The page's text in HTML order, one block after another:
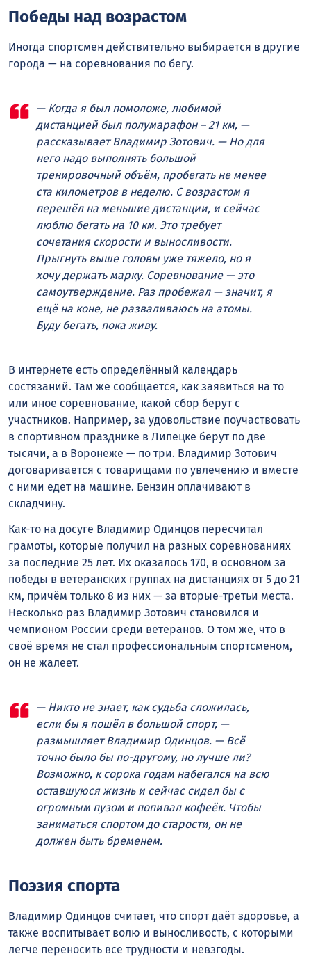
Победы над возрастом
Иногда спортсмен действительно выбирается в другие
города — на соревнования по бегу.
— Когда я был помоложе, любимой
дистанцией был полумарафон – 21 км, —
рассказывает Владимир Зотович. — Но для
него надо выполнять большой
тренировочный объём, пробегать не менее
ста километров в неделю. С возрастом я
перешёл на меньшие дистанции, и сейчас
люблю бегать на 10 км. Это требует
сочетания скорости и выносливости.
Прыгнуть выше головы уже тяжело, но я
хочу держать марку. Соревнование — это
самоутверждение. Раз пробежал — значит, я
ещё на коне, не разваливаюсь на атомы.
Буду бегать, пока живу.
В интернете есть определённый календарь
состязаний. Там же сообщается, как заявиться на то
или иное соревнование, какой сбор берут с
участников. Например, за удовольствие поучаствовать
в спортивном празднике в Липецке берут по две
тысячи, а в Воронеже — по три. Владимир Зотович
договаривается с товарищами по увлечению и вместе
с ними едет на машине. Бензин оплачивают в
складчину.
Как-то на досуге Владимир Одинцов пересчитал
грамоты, которые получил на разных соревнованиях
за последние 25 лет. Их оказалось 170, в основном за
победы в ветеранских группах на дистанциях от 5 до 21
км, причём только 8 из них — за вторые-третьи места.
Несколько раз Владимир Зотович становился и
чемпионом России среди ветеранов. О том же, что в
своё время не стал профессиональным спортсменом,
он не жалеет.
— Никто не знает, как судьба сложилась,
если бы я пошёл в большой спорт, —
размышляет Владимир Одинцов. — Всё
точно было бы по-другому, но лучше ли?
Возможно, к сорока годам набегался на всю
оставшуюся жизнь и сейчас сидел бы с
огромным пузом и попивал кофеёк. Чтобы
заниматься спортом до старости, он не
должен быть бременем.
Поэзия спорта
Владимир Одинцов считает, что спорт даёт здоровье, а
также воспитывает волю и выносливость, с которыми
легче переносить все трудности и невзгоды.